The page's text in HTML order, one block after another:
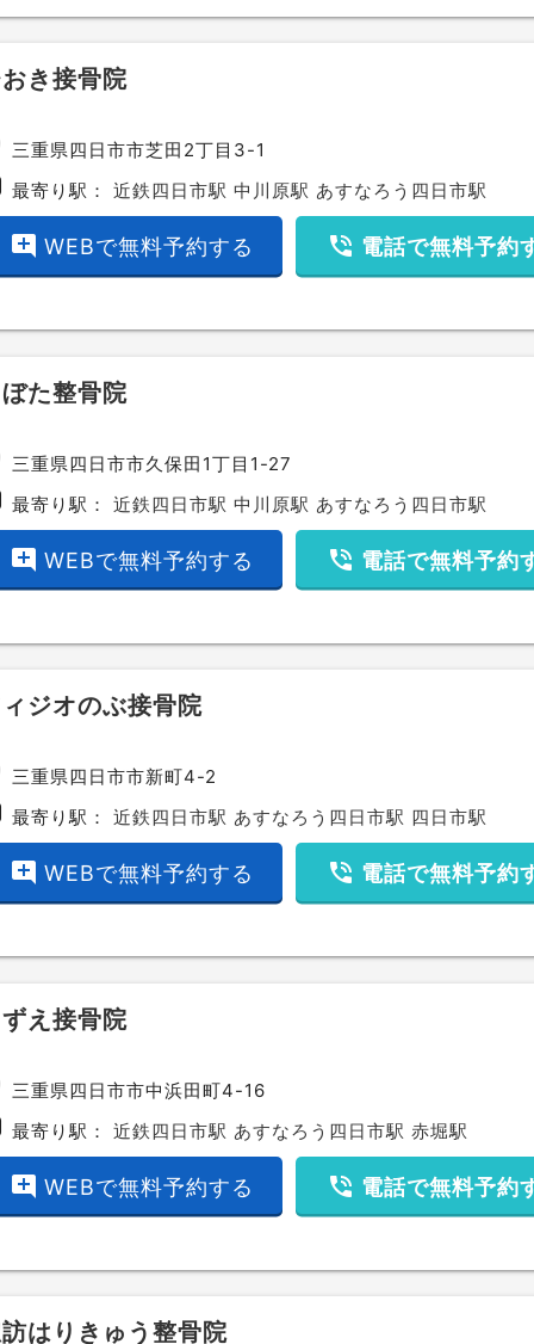
き接骨院
三重県四日市市芝田2丁目3-1
最寄り駅：近鉄四日市駅 中川原駅 あすなろう四日市駅
add_comment WEBで無料予約する phone_in_talk 電話で無料予約
ぼた整骨院
三重県四日市市久保田1丁目1-27
最寄り駅：近鉄四日市駅 中川原駅 あすなろう四日市駅
add_comment WEBで無料予約する phone_in_talk 電話で無料予約
ジオのぶ接骨院
三重県四日市市新町4-2
最寄り駅：近鉄四日市駅 あすなろう四日市駅 四日市駅
add_comment WEBで無料予約する phone_in_talk 電話で無料予約
え接骨院
三重県四日市市中浜田町4-16
最寄り駅：近鉄四日市駅 あすなろう四日市駅 赤堀駅
add_comment WEBで無料予約する phone_in_talk 電話で無料予約
はりきゅう整骨院